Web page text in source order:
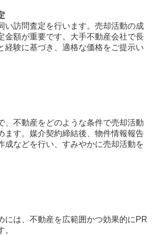
い訪問査定を行います。売却活動の成
金額が重要です。大手不動産会社で長
経験に基づき、適格な価格をご提示い
、不動産をどのような条件で売却活動
ます。媒介契約締結後、物件情報報告
成などを行い、すみやかに売却活動を
には、不動産を広範囲かつ効果的にPR